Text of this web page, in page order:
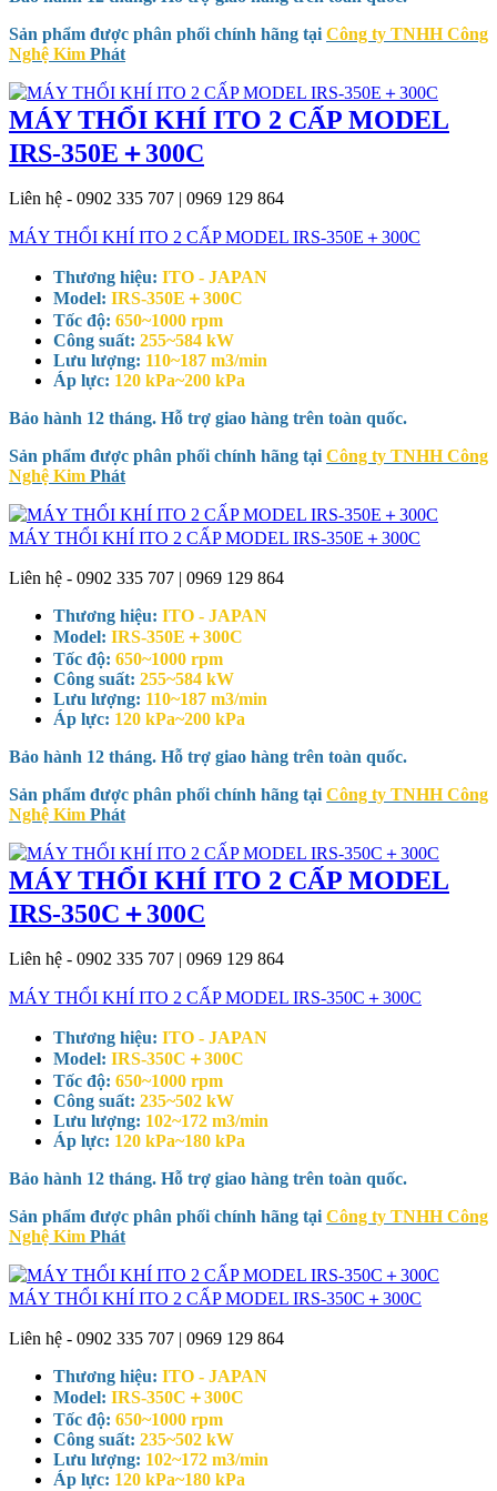
Sản phẩm được phân phối chính hãng tại Công ty TNHH Công
Nghệ Kim Phát
MÁY THỔI KHÍ ITO 2 CẤP MODEL
IRS-350E＋300C
Liên hệ - 0902 335 707 | 0969 129 864
MÁY THỔI KHÍ ITO 2 CẤP MODEL IRS-350E＋300C
Thương hiệu: ITO - JAPAN
Model: IRS-350E＋300C
Tốc độ: 650~1000 rpm
Công suất: 255~584 kW
Lưu lượng: 110~187 m3/min
Áp lực: 120 kPa~200 kPa
Bảo hành 12 tháng. Hỗ trợ giao hàng trên toàn quốc.
Sản phẩm được phân phối chính hãng tại Công ty TNHH Công
Nghệ Kim Phát
MÁY THỔI KHÍ ITO 2 CẤP MODEL IRS-350E＋300C
Liên hệ - 0902 335 707 | 0969 129 864
Thương hiệu: ITO - JAPAN
Model: IRS-350E＋300C
Tốc độ: 650~1000 rpm
Công suất: 255~584 kW
Lưu lượng: 110~187 m3/min
Áp lực: 120 kPa~200 kPa
Bảo hành 12 tháng. Hỗ trợ giao hàng trên toàn quốc.
Sản phẩm được phân phối chính hãng tại Công ty TNHH Công
Nghệ Kim Phát
MÁY THỔI KHÍ ITO 2 CẤP MODEL
IRS-350C＋300C
Liên hệ - 0902 335 707 | 0969 129 864
MÁY THỔI KHÍ ITO 2 CẤP MODEL IRS-350C＋300C
Thương hiệu: ITO - JAPAN
Model: IRS-350C＋300C
Tốc độ: 650~1000 rpm
Công suất: 235~502 kW
Lưu lượng: 102~172 m3/min
Áp lực: 120 kPa~180 kPa
Bảo hành 12 tháng. Hỗ trợ giao hàng trên toàn quốc.
Sản phẩm được phân phối chính hãng tại Công ty TNHH Công
Nghệ Kim Phát
MÁY THỔI KHÍ ITO 2 CẤP MODEL IRS-350C＋300C
Liên hệ - 0902 335 707 | 0969 129 864
Thương hiệu: ITO - JAPAN
Model: IRS-350C＋300C
Tốc độ: 650~1000 rpm
Công suất: 235~502 kW
Lưu lượng: 102~172 m3/min
Áp lực: 120 kPa~180 kPa